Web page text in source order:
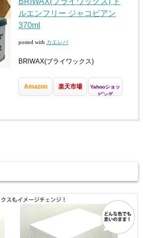
ルエンフリー ジャコビアン
370ml
posted with カエレバ
BRIWAX(ブライワックス)
Amazon 楽天市場
Yahooショッ
ピング